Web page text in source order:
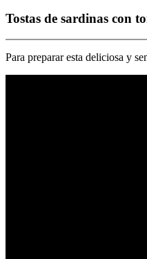
Tostas de sardinas con
Para preparar esta deliciosa y